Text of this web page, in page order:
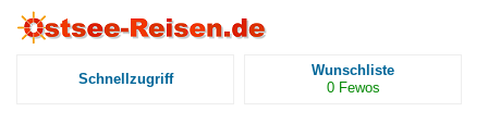
Schnellzugriff
Wunschliste
0 Fewos